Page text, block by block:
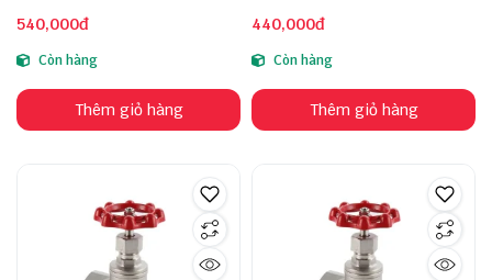
540,000đ
Còn hàng
Thêm giỏ hàng
440,000đ
Còn hàng
Thêm giỏ hàng